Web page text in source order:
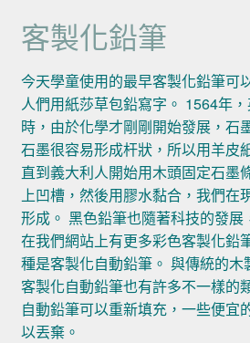
客製化鉛筆
今天學童使用的最早客製化鉛筆可
人們用紙莎草包鉛寫字。 1564年
時，由於化學才剛剛開始發展，石
石墨很容易形成杆狀，所以用羊皮
直到義大利人開始用木頭固定石墨
上凹槽，然後用膠水黏合，我們在
形成。 黑色鉛筆也隨著科技的發展
在我們網站上有更多彩色客製化鉛
種是客製化自動鉛筆。 與傳統的木
客製化自動鉛筆也有許多不一樣的
自動鉛筆可以重新填充，一些便宜
以丟棄。